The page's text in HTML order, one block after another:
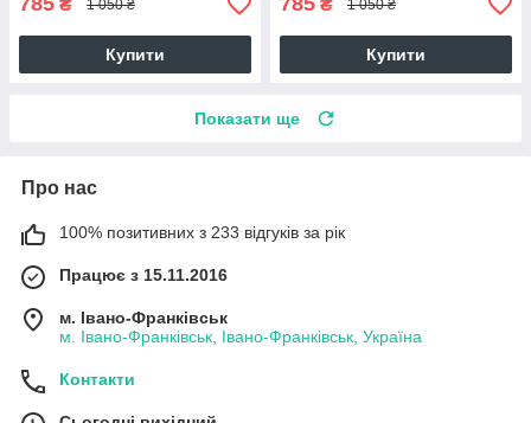
₴ 1 050 ₴
Купити
₴ 1 050 ₴
Купити
Показати ще
Про нас
100% позитивних з 233 відгуків за рік
Працює з 15.11.2016
м. Івано-Франківськ
м. Івано-Франківськ, Івано-Франківськ, Україна
Контакти